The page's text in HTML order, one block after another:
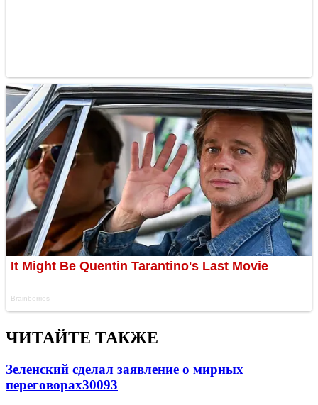
ЧИТАЙТЕ ТАКЖЕ
Зеленский сделал заявление о мирных
переговорах30093